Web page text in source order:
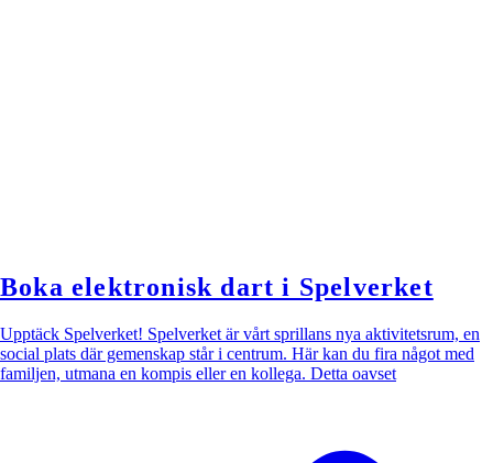
Boka elektronisk dart i Spelverket
Upptäck Spelverket! Spelverket är vårt sprillans nya aktivitetsrum, en
social plats där gemenskap står i centrum. Här kan du fira något med
familjen, utmana en kompis eller en kollega. Detta oavset